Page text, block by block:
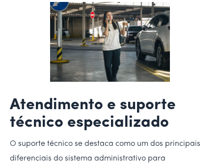
Atendimento e suporte
técnico especializado
O suporte técnico se destaca como um dos principais
diferenciais do sistema administrativo para